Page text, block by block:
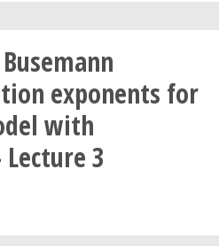
exponents for
with
3